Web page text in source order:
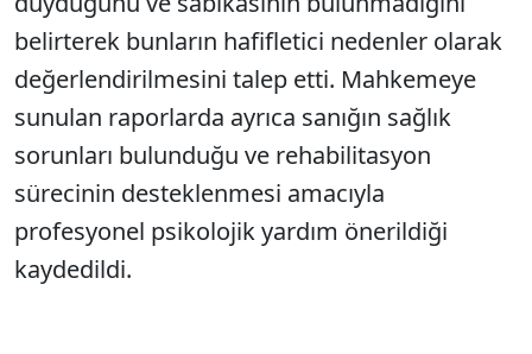
belirterek bunların hafifletici nedenler olarak
değerlendirilmesini talep etti. Mahkemeye
sunulan raporlarda ayrıca sanığın sağlık
sorunları bulunduğu ve rehabilitasyon
sürecinin desteklenmesi amacıyla
profesyonel psikolojik yardım önerildiği
kaydedildi.